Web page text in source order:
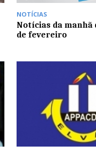
NOTÍCIAS
Notícias da manhã
de fevereiro